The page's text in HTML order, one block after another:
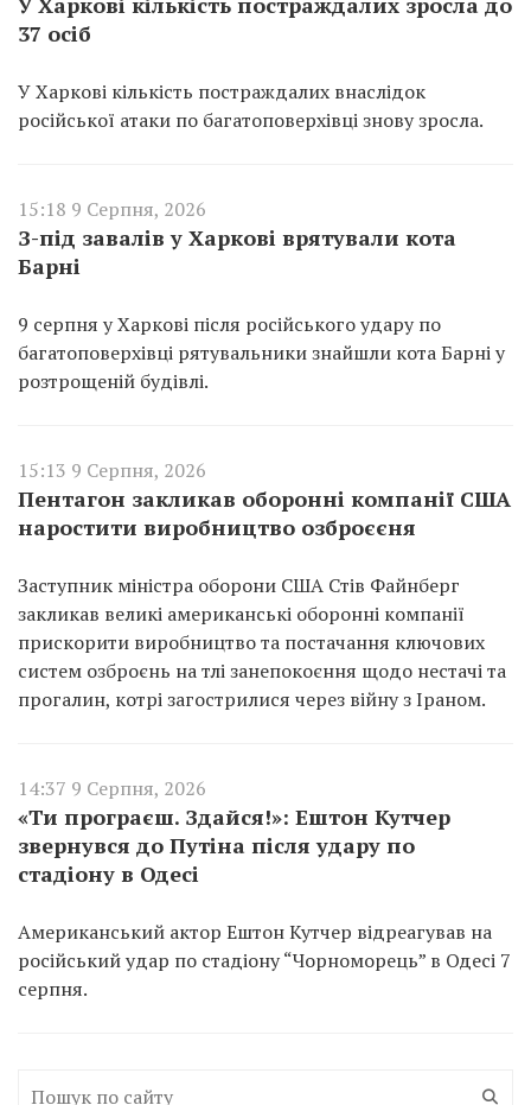
37 осіб
У Харкові кількість постраждалих внаслідок
російської атаки по багатоповерхівці знову зросла.
15:18 9 Серпня, 2026
З-під завалів у Харкові врятували кота
Барні
9 серпня у Харкові після російського удару по
багатоповерхівці рятувальники знайшли кота Барні у
розтрощеній будівлі.
15:13 9 Серпня, 2026
Пентагон закликав оборонні компанії США
наростити виробництво озброєєня
Заступник міністра оборони США Стів Файнберг
закликав великі американські оборонні компанії
прискорити виробництво та постачання ключових
систем озброєнь на тлі занепокоєння щодо нестачі та
прогалин, котрі загострилися через війну з Іраном.
14:37 9 Серпня, 2026
«Ти програєш. Здайся!»: Ештон Кутчер
звернувся до Путіна після удару по
стадіону в Одесі
Американський актор Ештон Кутчер відреагував на
російський удар по стадіону “Чорноморець” в Одесі 7
серпня.